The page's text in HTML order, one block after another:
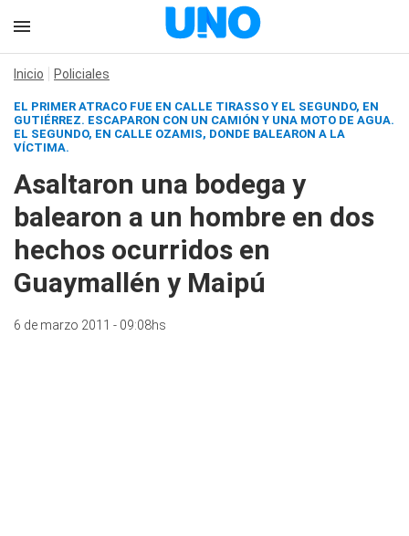
Inicio Policiales
EL PRIMER ATRACO FUE EN CALLE TIRASSO Y EL SEGUNDO, EN
GUTIÉRREZ. ESCAPARON CON UN CAMIÓN Y UNA MOTO DE AGUA.
EL SEGUNDO, EN CALLE OZAMIS, DONDE BALEARON A LA
VÍCTIMA.
Asaltaron una bodega y
balearon a un hombre en dos
hechos ocurridos en
Guaymallén y Maipú
6 de marzo 2011 - 09:08hs